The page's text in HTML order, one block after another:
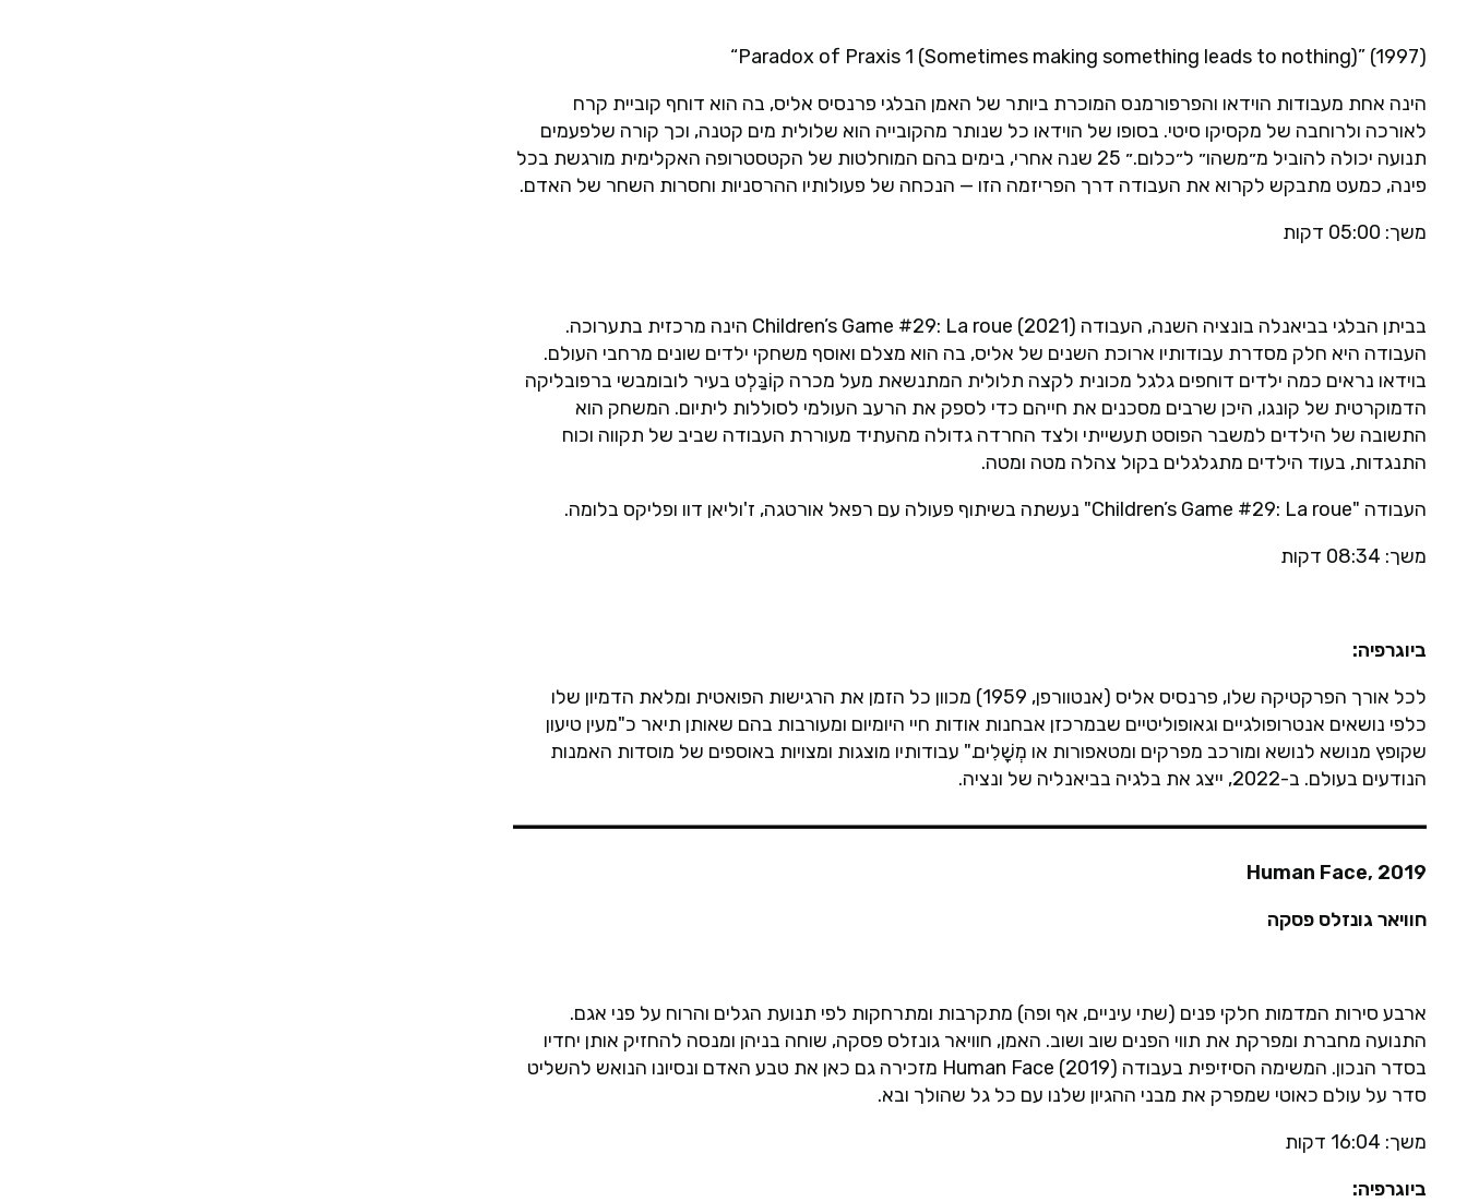
“Paradox of Praxis 1 (Sometimes making something leads to nothing)” (1997)
הינה אחת מעבודות הוידאו והפרפורמנס המוכרת ביותר של האמן הבלגי פרנסיס אליס, בה הוא דוחף קוביית קרח
לאורכה ולרוחבה של מקסיקו סיטי. בסופו של הוידאו כל שנותר מהקובייה הוא שלולית מים קטנה, וכך קורה שלפעמים
תנועה יכולה להוביל מ״משהו״ ל״כלום.״ 25 שנה אחרי, בימים בהם המוחלטות של הקטסטרופה האקלימית מורגשת בכל
פינה, כמעט מתבקש לקרוא את העבודה דרך הפריזמה הזו — הנכחה של פעולותיו ההרסניות וחסרות השחר של האדם.
משך: 05:00 דקות
בביתן הבלגי בביאנלה בונציה השנה, העבודה Children’s Game #29: La roue (2021) הינה מרכזית בתערוכה.
העבודה היא חלק מסדרת עבודותיו ארוכת השנים של אליס, בה הוא מצלם ואוסף משחקי ילדים שונים מרחבי העולם.
בוידאו נראים כמה ילדים דוחפים גלגל מכונית לקצה תלולית המתנשאת מעל מכרה קוֹבַּלְט בעיר לובומבשי ברפובליקה
הדמוקרטית של קונגו, היכן שרבים מסכנים את חייהם כדי לספק את הרעב העולמי לסוללות ליתיום. המשחק הוא
התשובה של הילדים למשבר הפוסט תעשייתי ולצד החרדה גדולה מהעתיד מעוררת העבודה שביב של תקווה וכוח
התנגדות, בעוד הילדים מתגלגלים בקול צהלה מטה ומטה.
העבודה "Children’s Game #29: La roue" נעשתה בשיתוף פעולה עם רפאל אורטגה, ז'וליאן דוו ופליקס בלומה.
משך: 08:34 דקות
ביוגרפיה:
לכל אורך הפרקטיקה שלו, פרנסיס אליס (אנטוורפן, 1959) מכוון כל הזמן את הרגישות הפואטית ומלאת הדמיון שלו
כלפי נושאים אנטרופולגיים וגאופוליטיים שבמרכזן אבחנות אודות חיי היומיום ומעורבות בהם שאותן תיאר כ"מעין טיעון
שקופץ מנושא לנושא ומורכב מפרקים ומטאפורות או מְשָׁלִים." עבודותיו מוצגות ומצויות באוספים של מוסדות האמנות
הנודעים בעולם. ב-2022, ייצג את בלגיה בביאנליה של ונציה.
Human Face, 2019
חוויאר גונזלס פסקה
ארבע סירות המדמות חלקי פנים (שתי עיניים, אף ופה) מתקרבות ומתרחקות לפי תנועת הגלים והרוח על פני אגם.
התנועה מחברת ומפרקת את תווי הפנים שוב ושוב. האמן, חוויאר גונזלס פסקה, שוחה בניהן ומנסה להחזיק אותן יחדיו
בסדר הנכון. המשימה הסיזיפית בעבודה Human Face (2019) מזכירה גם כאן את טבע האדם ונסיונו הנואש להשליט
סדר על עולם כאוטי שמפרק את מבני ההגיון שלנו עם כל גל שהולך ובא.
משך: 16:04 דקות
ביוגרפיה: